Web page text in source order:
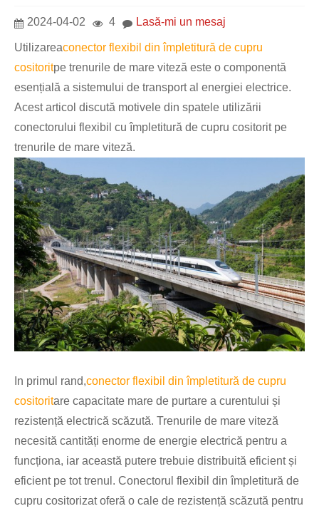
2024-04-02 4 Lasă-mi un mesaj
Utilizareaconector flexibil din împletitură de cupru
cositoritpe trenurile de mare viteză este o componentă
esențială a sistemului de transport al energiei electrice.
Acest articol discută motivele din spatele utilizării
conectorului flexibil cu împletitură de cupru cositorit pe
trenurile de mare viteză.
In primul rand,conector flexibil din împletitură de cupru
cositoritare capacitate mare de purtare a curentului și
rezistență electrică scăzută. Trenurile de mare viteză
necesită cantități enorme de energie electrică pentru a
funcționa, iar această putere trebuie distribuită eficient și
eficient pe tot trenul. Conectorul flexibil din împletitură de
cupru cositorizat oferă o cale de rezistență scăzută pentru